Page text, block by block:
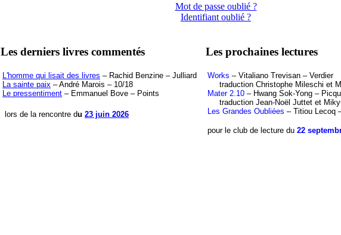
Mot de passe oublié ?
Identifiant oublié ?
Les derniers livres commentés
L'homme qui lisait des livres – Rachid Benzine – Julliard
La sainte paix – André Marois – 10/18
Le pressentiment – Emmanuel Bove – Points
lors de la rencontre du 23 juin 2026
Les prochaines lectures
Works – Vitaliano Trevisan – Verdier
traduction Christophe Mileschi et
Mater 2.10 – Hwang Sok-Yong –
traduction Jean-Noël Juttet et
Les Grandes Oubliées – Titiou Lecoq
pour le club de lecture du 22